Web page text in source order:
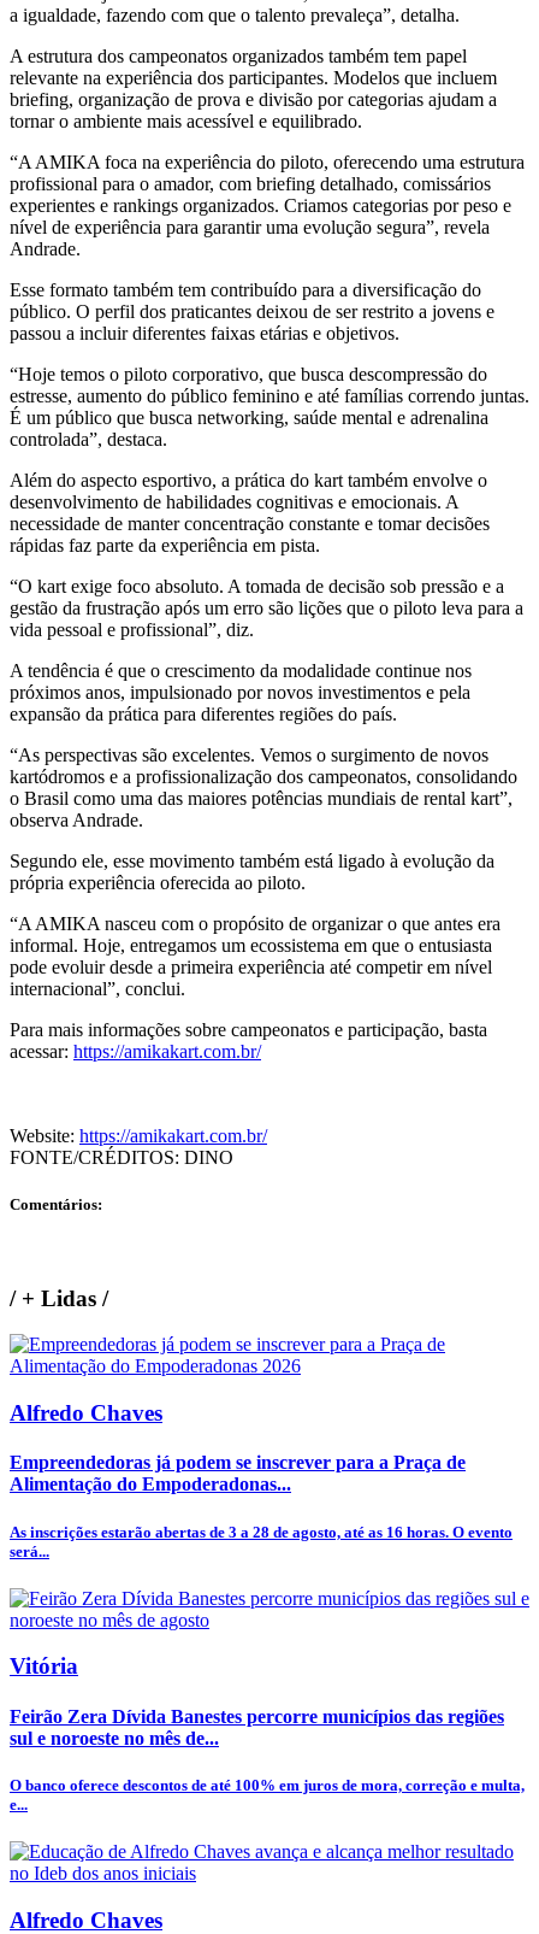
a igualdade, fazendo com que o talento prevaleça”, detalha.
A estrutura dos campeonatos organizados também tem papel
relevante na experiência dos participantes. Modelos que incluem
briefing, organização de prova e divisão por categorias ajudam a
tornar o ambiente mais acessível e equilibrado.
“A AMIKA foca na experiência do piloto, oferecendo uma estrutura
profissional para o amador, com briefing detalhado, comissários
experientes e rankings organizados. Criamos categorias por peso e
nível de experiência para garantir uma evolução segura”, revela
Andrade.
Esse formato também tem contribuído para a diversificação do
público. O perfil dos praticantes deixou de ser restrito a jovens e
passou a incluir diferentes faixas etárias e objetivos.
“Hoje temos o piloto corporativo, que busca descompressão do
estresse, aumento do público feminino e até famílias correndo juntas.
É um público que busca networking, saúde mental e adrenalina
controlada”, destaca.
Além do aspecto esportivo, a prática do kart também envolve o
desenvolvimento de habilidades cognitivas e emocionais. A
necessidade de manter concentração constante e tomar decisões
rápidas faz parte da experiência em pista.
“O kart exige foco absoluto. A tomada de decisão sob pressão e a
gestão da frustração após um erro são lições que o piloto leva para a
vida pessoal e profissional”, diz.
A tendência é que o crescimento da modalidade continue nos
próximos anos, impulsionado por novos investimentos e pela
expansão da prática para diferentes regiões do país.
“As perspectivas são excelentes. Vemos o surgimento de novos
kartódromos e a profissionalização dos campeonatos, consolidando
o Brasil como uma das maiores potências mundiais de rental kart”,
observa Andrade.
Segundo ele, esse movimento também está ligado à evolução da
própria experiência oferecida ao piloto.
“A AMIKA nasceu com o propósito de organizar o que antes era
informal. Hoje, entregamos um ecossistema em que o entusiasta
pode evoluir desde a primeira experiência até competir em nível
internacional”, conclui.
Para mais informações sobre campeonatos e participação, basta
acessar: https://amikakart.com.br/
Website: https://amikakart.com.br/
FONTE/CRÉDITOS: DINO
Comentários:
/+ Lidas /
Alfredo Chaves
Empreendedoras já podem se inscrever para a Praça de
Alimentação do Empoderadonas...
As inscrições estarão abertas de 3 a 28 de agosto, até as 16 horas. O evento
será...
Vitória
Feirão Zera Dívida Banestes percorre municípios das regiões
sul e noroeste no mês de...
O banco oferece descontos de até 100% em juros de mora, correção e multa,
e...
Alfredo Chaves